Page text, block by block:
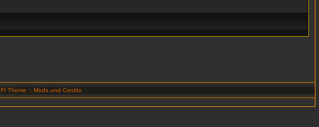
FI Theme :: Mods und Credits